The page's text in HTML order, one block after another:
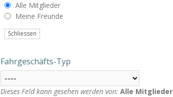
Alle Mitglieder
Meine Freunde
Schliessen
Fahrgeschäfts-Typ
Dieses Feld kann gesehen werden von: Alle Mitglieder